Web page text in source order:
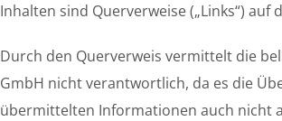
Inhalten sind Querverweise („Links“)
Durch den Querverweis vermittelt die
GmbH nicht verantwortlich, da es die
übermittelten Informationen auch nicht